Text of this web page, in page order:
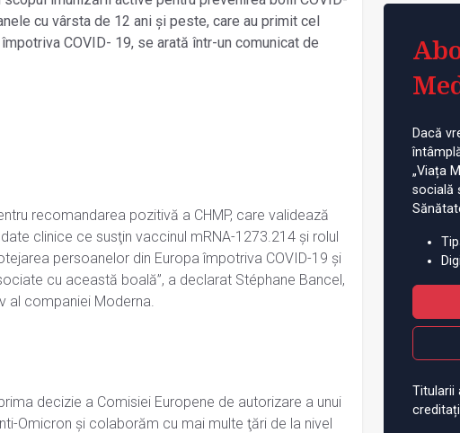
cu vârsta de 12 ani şi peste, care au primit cel
COVID- 19, se arată într-un comunicat de
recomandarea pozitivă a CHMP, care validează
clinice ce susţin vaccinul mRNA-1273.214 şi rolul
persoanelor din Europa împotriva COVID-19 şi
cu această boală”, a declarat Stéphane Bancel,
al companiei Moderna.
decizie a Comisiei Europene de autorizare a unui
Omicron şi colaborăm cu mai multe ţări de la nivel
Dacă
„Viața
socială
Titularii